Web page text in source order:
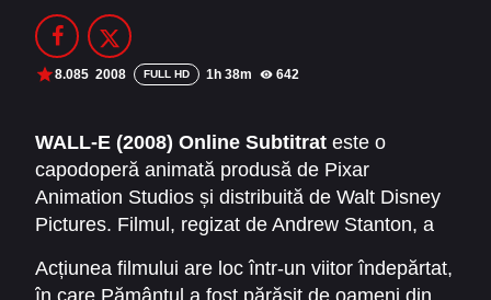
Filme Online 2014
Filme Online 2012 Filme Online 2011
DMCA
SERIALE ONLINE
TERMENI ȘI CONDIȚII
8.085 2008 FULL HD 1h 38m 642
WALL-E (2008) Online Subtitrat este o
capodoperă animată produsă de Pixar
Animation Studios și distribuită de Walt Disney
Pictures. Filmul, regizat de Andrew Stanton, a
oferind o poveste emoționantă despre dragoste,
Acțiunea filmului are loc într-un viitor îndepărtat,
în care Pământul a fost părăsit de oameni din